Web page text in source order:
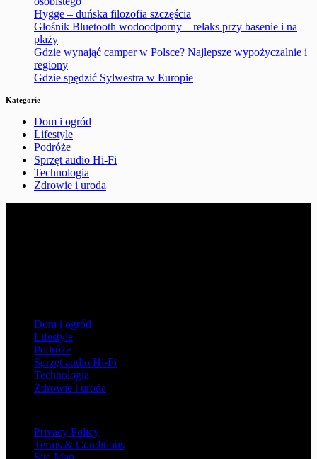
Hygge – duńska filozofia szczęścia
Głośnik Bluetooth wodoodporny – relaks przy basenie i na
plaży
Gdzie wynająć camper w Polsce? Najlepsze wypożyczalnie i
regiony
Gdzie spędzić Sylwestra w Europie
Kategorie
Dom i ogród
Lifestyle
Podróże
Sprzęt audio Hi-Fi
Technologia
Zdrowie i uroda
Dom i ogród
Lifestyle
Podróże
Sprzęt audio Hi-Fi
Technologia
Zdrowie i uroda
Privacy Policy
Terms & Conditions